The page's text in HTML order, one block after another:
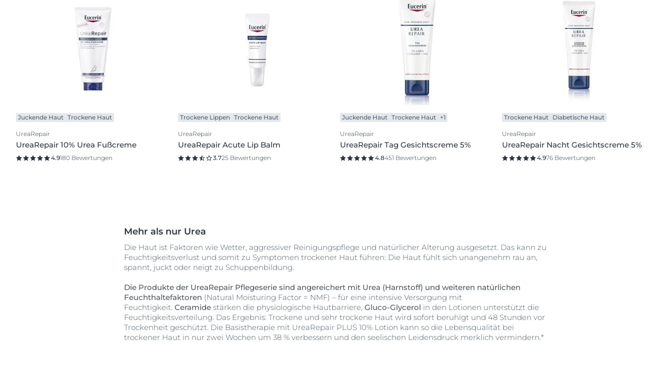
Juckende Haut Trockene Haut
UreaRepair
UreaRepair 10% Urea Fußcreme
4.9180 Bewertungen
Trockene Lippen Trockene Haut
UreaRepair
UreaRepair Acute Lip Balm
3.725 Bewertungen
Juckende Haut Trockene Haut +1
UreaRepair
UreaRepair Tag Gesichtscreme 5%
4.8451 Bewertungen
Trockene Haut Diabetische Haut
UreaRepair
UreaRepair Nacht Gesichtscreme 5%
4.976 Bewertungen
Mehr als nur Urea
Die Haut ist Faktoren wie Wetter, aggressiver Reinigungspflege und natürlicher Alterung ausgesetzt. Das kann zu
Feuchtigkeitsverlust und somit zu Symptomen trockener Haut führen: Die Haut fühlt sich unangenehm rau an,
spannt, juckt oder neigt zu Schuppenbildung.
Die Produkte der UreaRepair Pflegeserie sind angereichert mit Urea (Harnstoff) und weiteren natürlichen
Feuchthaltefaktoren (Natural Moisturing Factor = NMF) – für eine intensive Versorgung mit
Feuchtigkeit. Ceramide stärken die physiologische Hautbarriere, Gluco-Glycerol in den Lotionen unterstützt die
Feuchtigkeitsverteilung. Das Ergebnis: Trockene und sehr trockene Haut wird sofort beruhigt und 48 Stunden vor
Trockenheit geschützt. Die Basistherapie mit UreaRepair PLUS 10% Lotion kann so die Lebensqualität bei
trockener Haut in nur zwei Wochen um 38 % verbessern und den seelischen Leidensdruck merklich vermindern.*